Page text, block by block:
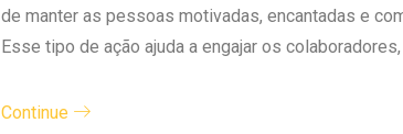
de manter as pessoas motivadas, encantadas e
Esse tipo de ação ajuda a engajar os
Continue